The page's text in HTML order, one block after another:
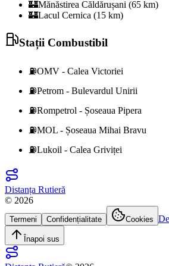
🏰Mănăstirea Căldărușani (65 km)
🏰Lacul Cernica (15 km)
Stații Combustibil
⛽OMV - Calea Victoriei
⛽Petrom - Bulevardul Unirii
⛽Rompetrol - Șoseaua Pipera
⛽MOL - Șoseaua Mihai Bravu
⛽Lukoil - Calea Griviței
Distanța Rutieră
© 2026
Termeni Confidențialitate Cookies
Înapoi sus